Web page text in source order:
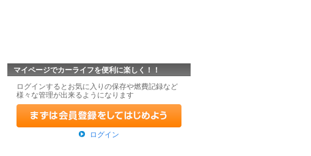
マイページでカーライフを便利に楽しく！！
ログインするとお気に入りの保存や燃費記録など
様々な管理が出来るようになります
ログイン